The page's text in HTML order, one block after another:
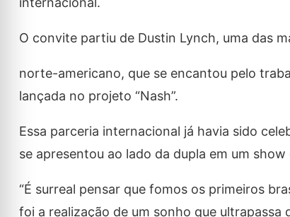
O convite partiu de Dustin Lynch, uma das
norte-americano, que se encantou pelo
lançada no projeto “Nash”.
Essa parceria internacional já havia sido
se apresentou ao lado da dupla em um
“É surreal pensar que fomos os primeiros
foi a realização de um sonho que